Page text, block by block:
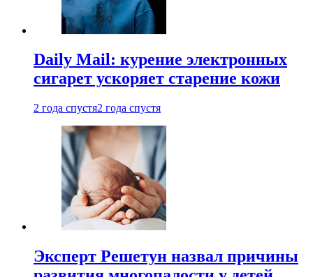
Daily Mail: курение электронных
сигарет ускоряет старение кожи
2 года спустя2 года спустя
Эксперт Решетун назвал причины